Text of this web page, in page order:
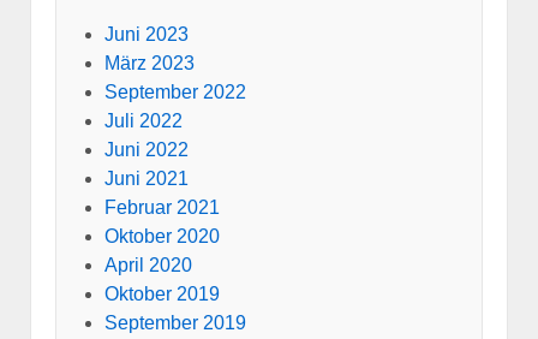
Juni 2023
März 2023
September 2022
Juli 2022
Juni 2022
Juni 2021
Februar 2021
Oktober 2020
April 2020
Oktober 2019
September 2019